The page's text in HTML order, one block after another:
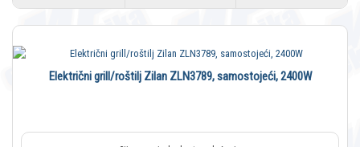
Električni grill/roštilj Zilan ZLN3789, samostojeći, 2400W